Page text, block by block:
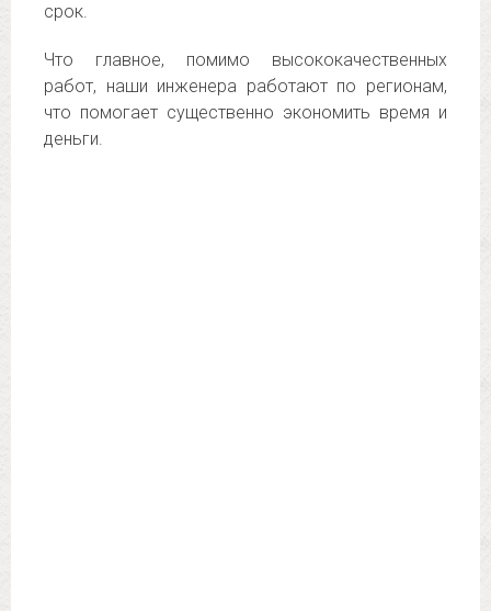
срок.
Что главное, помимо высококачественных
работ, наши инженера работают по регионам,
что помогает существенно экономить время и
деньги.